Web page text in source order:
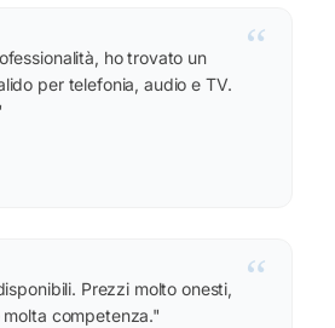
“
ho trovato un
per telefonia, audio e TV.
“
Prezzi molto onesti,
competenza."